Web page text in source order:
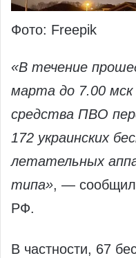
Фото: Freepik
«В течение
марта до 7.00
средства ПВО
172 украинских
летательных
типа», —
РФ.
В частности, 67